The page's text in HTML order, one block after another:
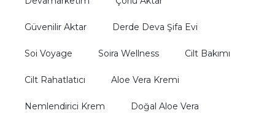
Güvenilir Aktar Derde Deva Şifa Evi
Soi Voyage Soira Wellness Cilt Bakımı
Cilt Rahatlatıcı Aloe Vera Kremi
Nemlendirici Krem Doğal Aloe Vera